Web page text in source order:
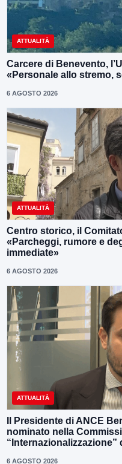
ATTUALITÀ
Carcere di Benevento,
«Personale allo stremo,
6 AGOSTO 2026
ATTUALITÀ
Centro storico, il
«Parcheggi, rumore e
immediate»
6 AGOSTO 2026
ATTUALITÀ
Il Presidente di ANCE
nominato nella
6 AGOSTO 2026